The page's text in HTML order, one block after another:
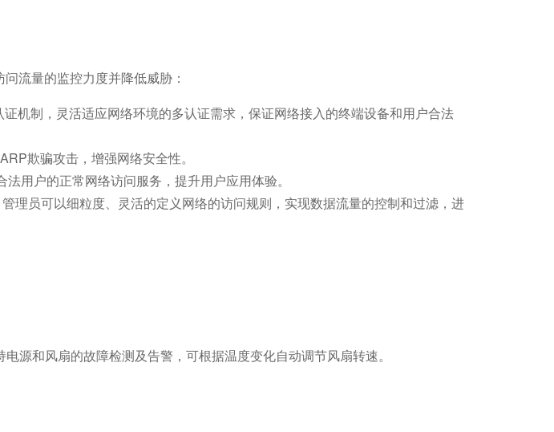
流量的监控力度并降低威胁：
机制，灵活适应网络环境的多认证需求，保证网络接入的终端设备和用户合法
欺骗攻击，增强网络安全性。
用户的正常网络访问服务，提升用户应用体验。
理员可以细粒度、灵活的定义网络的访问规则，实现数据流量的控制和过滤，进
源和风扇的故障检测及告警，可根据温度变化自动调节风扇转速。